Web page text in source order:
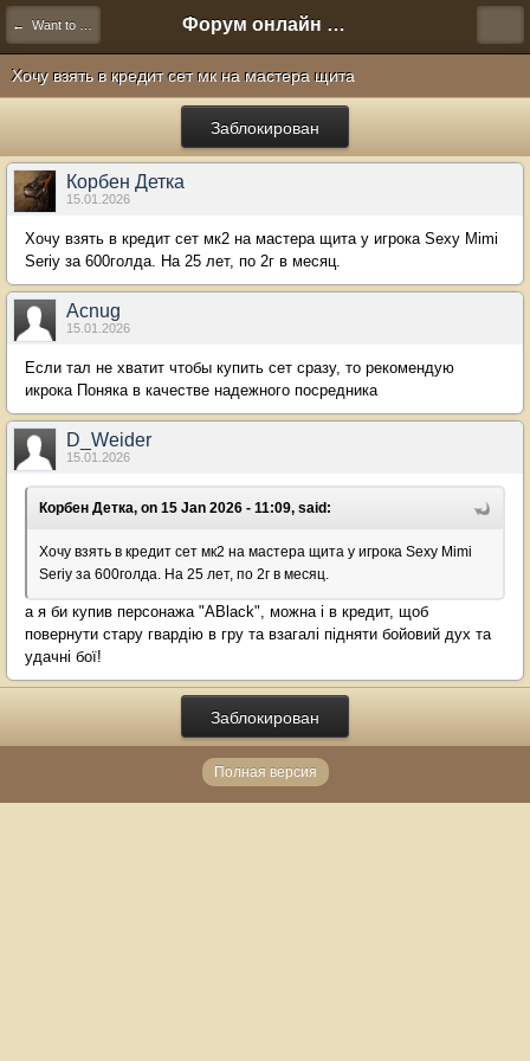
← Want to Buy Форум онлайн игры "Новая Эра" (Нюра Биз)
Хочу взять в кредит сет мк на мастера щита
Заблокирован
Корбен Детка
15.01.2026
Хочу взять в кредит сет мк2 на мастера щита у игрока Sexy Mimi
Seriy за 600голда. На 25 лет, по 2г в месяц.
Acnug
15.01.2026
Если тал не хватит чтобы купить сет сразу, то рекомендую
икрока Поняка в качестве надежного посредника
D_Weider
15.01.2026
Корбен Детка, on 15 Jan 2026 - 11:09, said:
Хочу взять в кредит сет мк2 на мастера щита у игрока Sexy Mimi
Seriy за 600голда. На 25 лет, по 2г в месяц.
а я би купив персонажа "ABlack", можна і в кредит, щоб
повернути стару гвардію в гру та взагалі підняти бойовий дух та
удачні бої!
Заблокирован
Полная версия